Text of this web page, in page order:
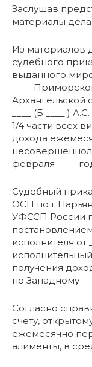
Заслушав
материалы
Из материалов
судебного
выданного
____
Архангельской
____ (Б ____ )
1/4 части всех
дохода
февраля ____
Судебный
ОСП по
УФССП России
исполнителя от
получения
по Западному
Согласно
счету,
ежемесячно
алименты, в